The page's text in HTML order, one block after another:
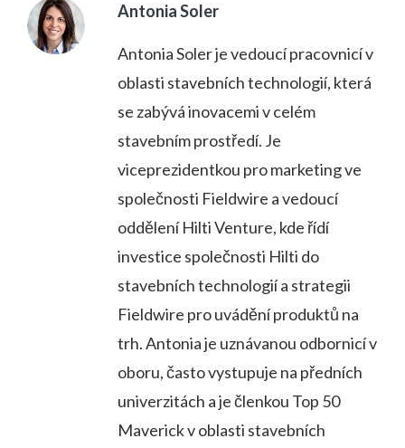
Antonia Soler
Antonia Soler je vedoucí pracovnicí v
oblasti stavebních technologií, která
se zabývá inovacemi v celém
stavebním prostředí. Je
viceprezidentkou pro marketing ve
společnosti Fieldwire a vedoucí
oddělení Hilti Venture, kde řídí
investice společnosti Hilti do
stavebních technologií a strategii
Fieldwire pro uvádění produktů na
trh. Antonia je uznávanou odbornicí v
oboru, často vystupuje na předních
univerzitách a je členkou Top 50
Maverick v oblasti stavebních